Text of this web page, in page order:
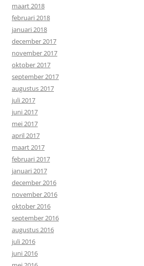
maart 2018
februari 2018
januari 2018
december 2017
november 2017
oktober 2017
september 2017
augustus 2017
juli 2017
juni 2017
mei 2017
april 2017
maart 2017
februari 2017
januari 2017
december 2016
november 2016
oktober 2016
september 2016
augustus 2016
juli 2016
juni 2016